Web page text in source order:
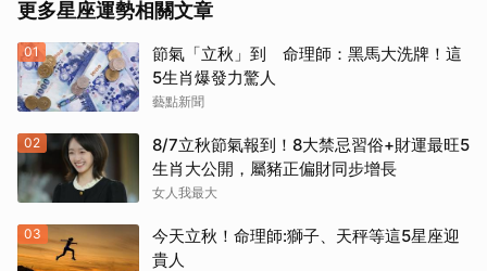
更多星座運勢相關文章
01
節氣「立秋」到 命理師：黑馬大洗牌！這
5生肖爆發力驚人
藝點新聞
02
8/7立秋節氣報到！8大禁忌習俗+財運最旺5
生肖大公開，屬豬正偏財同步增長
女人我最大
03
今天立秋！命理師:獅子、天秤等這5星座迎
貴人